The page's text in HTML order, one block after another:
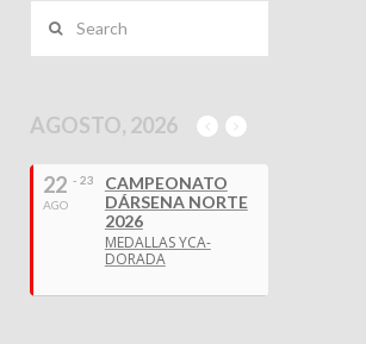
AGOSTO, 2026
22
AGO
- 23
CAMPEONATO
DÁRSENA NORTE
2026
MEDALLAS YCA-
DORADA